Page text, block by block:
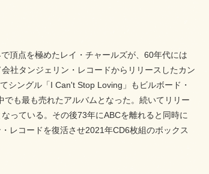
頂点を極めたレイ・チャールズが、60年代には
社タンジェリン・レコードからリリースしたカン
シングル「I Can't Stop Loving」もビルボード・
も最も売れたアルバムとなった。続いてリリー
っている。その後73年にABCを離れると同時に
レコードを復活させ2021年CD6枚組のボックス